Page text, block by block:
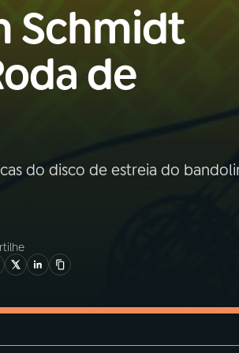
AO VIVO
Schmidt
de
do disco de estreia do